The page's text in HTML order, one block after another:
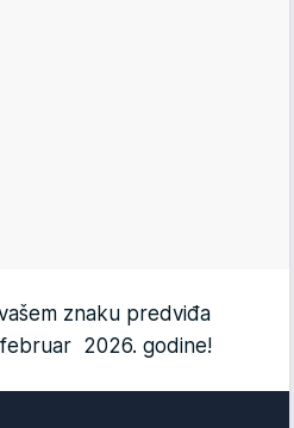
znaku predviđa
2026. godine!